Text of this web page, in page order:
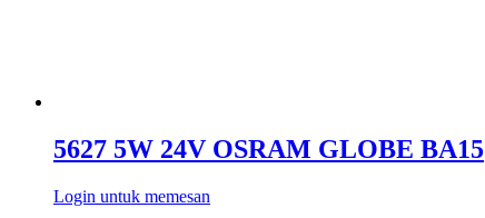
5627 5W 24V OSRAM GLOBE BA15
Login untuk memesan